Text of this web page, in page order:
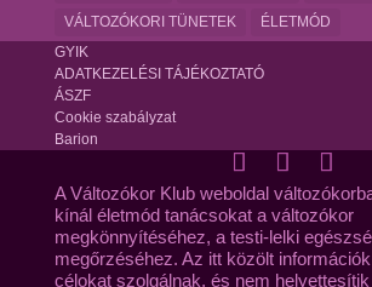
VÁLTOZÓKORI TÜNETEK
ÉLETMÓD
GYIK
ADATKEZELÉSI TÁJÉKOZTATÓ
ÁSZF
Cookie szabályzat
Barion
A Változókor Klub weboldal
kínál életmód tanácsokat a változókor
megkönnyítéséhez, a testi-lelki
megőrzéséhez. Az itt közölt
célokat szolgálnak, és nem